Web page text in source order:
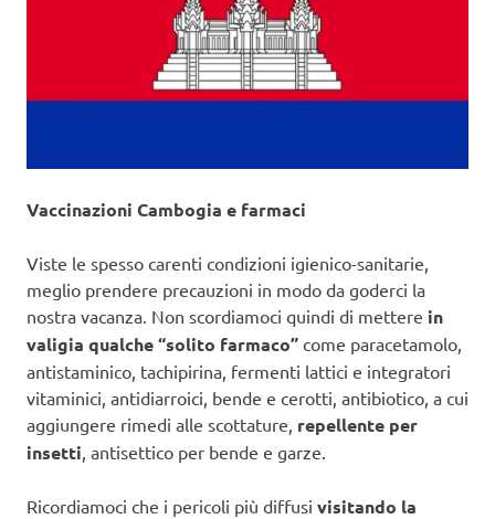
Vaccinazioni Cambogia e farmaci
Viste le spesso carenti condizioni igienico-sanitarie,
meglio prendere precauzioni in modo da goderci la
nostra vacanza. Non scordiamoci quindi di mettere in
valigia qualche “solito farmaco” come paracetamolo,
antistaminico, tachipirina, fermenti lattici e integratori
vitaminici, antidiarroici, bende e cerotti, antibiotico, a cui
aggiungere rimedi alle scottature, repellente per
insetti , antisettico per bende e garze.
Ricordiamoci che i pericoli più diffusi visitando la